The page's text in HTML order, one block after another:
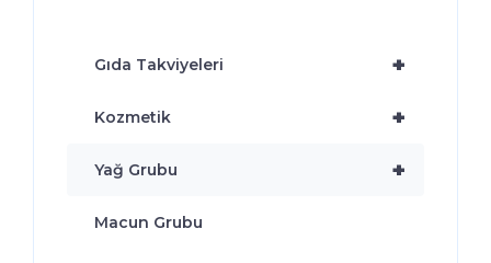
+
Gıda Takviyeleri
+
Kozmetik
+
Yağ Grubu
Macun Grubu